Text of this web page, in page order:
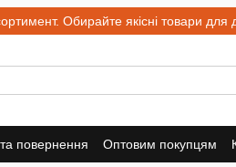
Обирайте якісні товари для
повернення Оптовим покупцям